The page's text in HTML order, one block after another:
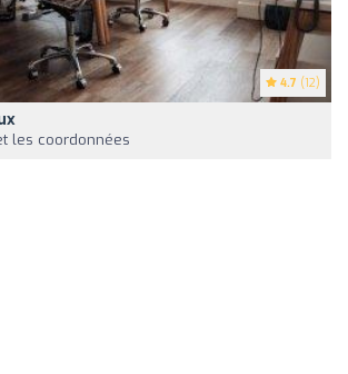
4.7 (12)
les coordonnées